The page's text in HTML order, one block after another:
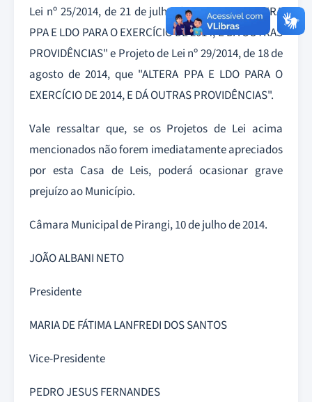
Lei nº 25/2014, de 21 de julho de 2014, que "ALTERA
PPA E LDO PARA O EXERCÍCIO DE 2014, E DÁ OUTRAS
PROVIDÊNCIAS" e Projeto de Lei nº 29/2014, de 18 de
agosto de 2014, que "ALTERA PPA E LDO PARA O
EXERCÍCIO DE 2014, E DÁ OUTRAS PROVIDÊNCIAS".
Vale ressaltar que, se os Projetos de Lei acima
mencionados não forem imediatamente apreciados
por esta Casa de Leis, poderá ocasionar grave
prejuízo ao Município.
Câmara Municipal de Pirangi, 10 de julho de 2014.
JOÃO ALBANI NETO
Presidente
MARIA DE FÁTIMA LANFREDI DOS SANTOS
Vice-Presidente
PEDRO JESUS FERNANDES